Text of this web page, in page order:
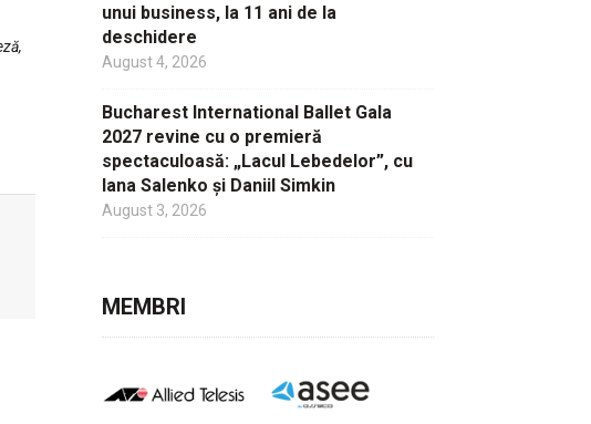
unui business, la 11 ani de la
deschidere
August 4, 2026
Bucharest International Ballet Gala
2027 revine cu o premieră
spectaculoasă: „Lacul Lebedelor”, cu
Iana Salenko și Daniil Simkin
August 3, 2026
MEMBRI